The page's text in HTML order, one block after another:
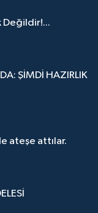
Değildir!...
ŞİMDİ HAZIRLIK
ateşe attılar.